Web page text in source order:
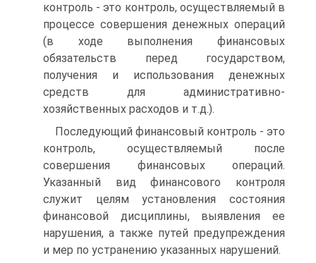
контроль - это контроль, осуществляемый в
процессе совершения денежных операций
(в ходе выполнения финансовых
обязательств перед государством,
получения и использования денежных
средств для административно-
хозяйственных расходов и т.д.).
Последующий финансовый контроль - это
контроль, осущест­вляемый после
совершения финансовых операций.
Указанный вид финансового контроля
служит целям установления состояния
финансовой дисциплины, выявления ее
нарушения, а также путей предупреждения
и мер по устранению указанных нарушений.